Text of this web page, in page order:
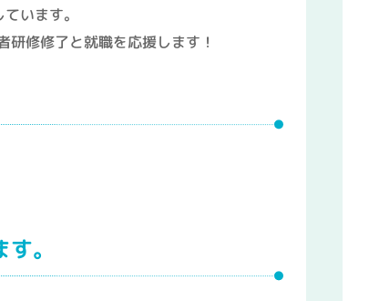
います。
研修修了と就職を応援します！
。